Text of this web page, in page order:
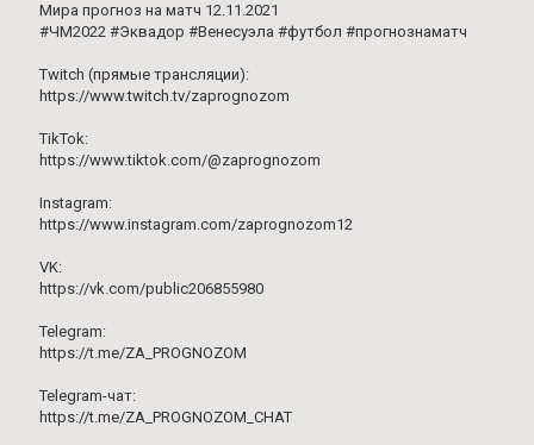
Мира прогноз на матч 12.11.2021
#ЧМ2022 #Эквадор #Венесуэла #футбол #прогнознаматч
Twitch (прямые трансляции):
https://www.twitch.tv/zaprognozom
TikTok:
https://www.tiktok.com/@zaprognozom
Instagram:
https://www.instagram.com/zaprognozom12
VK:
https://vk.com/public206855980
Telegram:
https://t.me/ZA_PROGNOZOM
Telegram-чат:
https://t.me/ZA_PROGNOZOM_CHAT